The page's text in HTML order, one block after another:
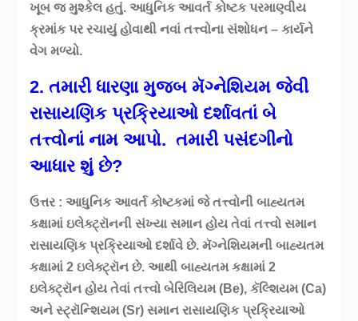
ખૂબ જ મુશ્કેલ હતું. આધુનિક આવર્ત કોષ્ટક પરમાણ્વીય
ક્રમાંક પર રચાયું હોવાથી નવાં તત્ત્વોના સંશોધન – કાર્યને
વેગ મળ્યો.
2. તમારી ધારણા મુજબ મૅગ્નેશિયમ જેવી
રાસાયણિક પ્રક્રિયાઓ દર્શાવતાં બે
તત્ત્વોનાં નામ આપો. તમારી પસંદગીનો
આધાર શું છે?
ઉત્તર : આધુનિક આવર્ત કોષ્ટકમાં જે તત્ત્વોની બાહ્યતમ
કક્ષામાં ઇલેક્ટ્રૉનની સંખ્યા સમાન હોય તેવાં તત્ત્વો સમાન
રાસાયણિક પ્રક્રિયાઓ દર્શાવે છે. મૅગ્નેશિયમની બાહ્યતમ
કક્ષામાં 2 ઇલેક્ટ્રૉન છે. આથી બાહ્યતમ કક્ષામાં 2
ઇલેક્ટ્રૉન હોય તેવાં તત્ત્વો બેરિલિયમ (Be), કૅલ્શિયમ (Ca)
અને સ્ટ્રૉન્શિયમ (Sr) સમાન રાસાયણિક પ્રક્રિયાઓ